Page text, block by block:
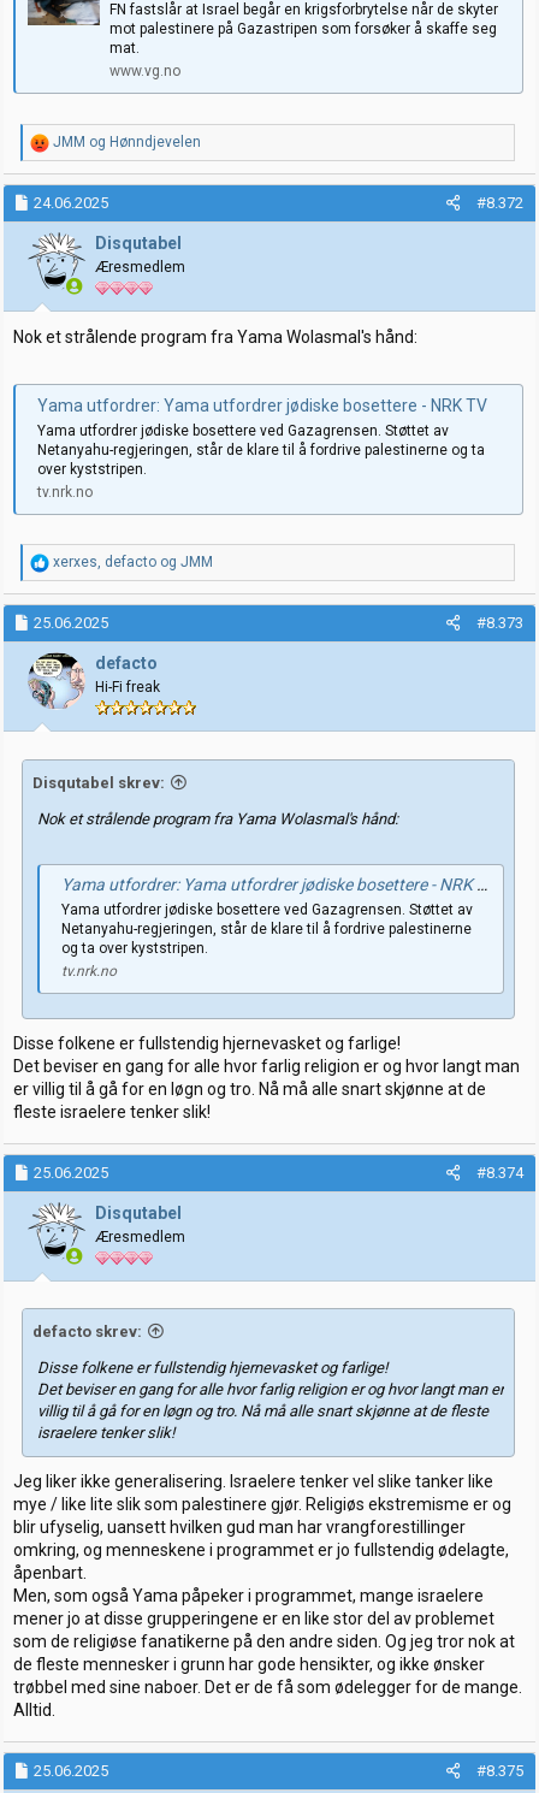
FN fastslår at Israel begår en krigsforbrytelse når de skyter
mot palestinere på Gazastripen som forsøker å skaffe seg
mat.
www.vg.no
R
e
a
k
s
j
o
n
r
:
JMM og Hønndjevelen
24.06.2025 #8.372
Disqutabel
Æresmedlem
Nok et strålende program fra Yama Wolasmal's hånd:
Yama utfordrer: Yama utfordrer jødiske bosettere - NRK TV
Yama utfordrer jødiske bosettere ved Gazagrensen. Støttet av
Netanyahu-regjeringen, står de klare til å fordrive palestinerne og ta
over kyststripen.
tv.nrk.no
R
e
a
k
s
j
o
n
e
r
xerxes, defacto og JMM
25.06.2025 #8.373
defacto
Hi-Fi freak
Disqutabel skrev:
Nok et strålende program fra Yama Wolasmal's hånd:
Yama utfordrer: Yama utfordrer jødiske bosettere - NRK TV
Yama utfordrer jødiske bosettere ved Gazagrensen. Støttet av
Netanyahu-regjeringen, står de klare til å fordrive palestinerne
og ta over kyststripen.
tv.nrk.no
Disse folkene er fullstendig hjernevasket og farlige!
Det beviser en gang for alle hvor farlig religion er og hvor langt man
er villig til å gå for en løgn og tro. Nå må alle snart skjønne at de
fleste israelere tenker slik!
25.06.2025 #8.374
Disqutabel
Æresmedlem
defacto skrev:
Disse folkene er fullstendig hjernevasket og farlige!
Det beviser en gang for alle hvor farlig religion er og hvor langt man er
villig til å gå for en løgn og tro. Nå må alle snart skjønne at de fleste
israelere tenker slik!
Jeg liker ikke generalisering. Israelere tenker vel slike tanker like
mye / like lite slik som palestinere gjør. Religiøs ekstremisme er og
blir ufyselig, uansett hvilken gud man har vrangforestillinger
omkring, og menneskene i programmet er jo fullstendig ødelagte,
åpenbart.
Men, som også Yama påpeker i programmet, mange israelere
mener jo at disse grupperingene er en like stor del av problemet
som de religiøse fanatikerne på den andre siden. Og jeg tror nok at
de fleste mennesker i grunn har gode hensikter, og ikke ønsker
trøbbel med sine naboer. Det er de få som ødelegger for de mange.
Alltid.
25.06.2025 #8.375